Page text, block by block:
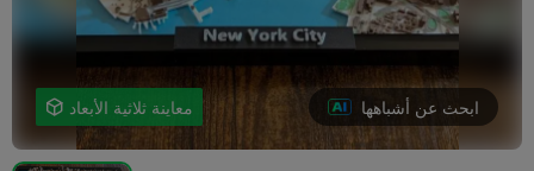
 معاينة ثلاثية الأبعاد ابحث عن أشباهها